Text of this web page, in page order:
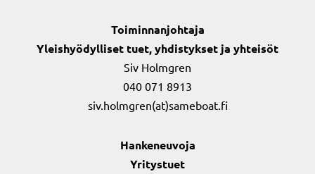
Toiminnanjohtaja
Yleishyödylliset tuet, yhdistykset ja yhteisöt
Siv Holmgren
040 071 8913
siv.holmgren(at)sameboat.fi
Hankeneuvoja
Yritystuet